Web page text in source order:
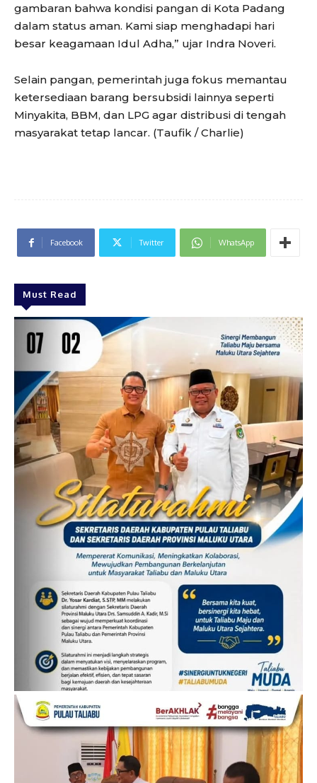
gambaran bahwa kondisi pangan di Kota Padang
dalam status aman. Kami siap menghadapi hari
besar keagamaan Idul Adha,” ujar Indra Noveri.
​Selain pangan, pemerintah juga fokus memantau
ketersediaan barang bersubsidi lainnya seperti
Minyakita, BBM, dan LPG agar distribusi di tengah
masyarakat tetap lancar. (Taufik / Charlie)
Facebook Twitter WhatsApp
Must Read